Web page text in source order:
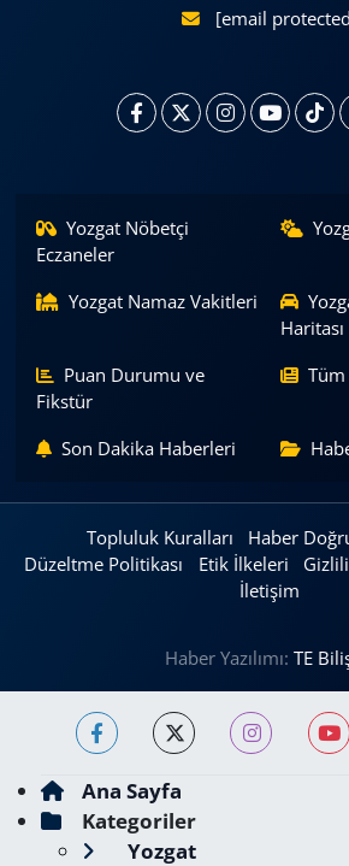
[email
Yozgat Nöbetçi
Eczaneler
Yozgat Namaz Vakitleri
Haritası
Puan Durumu ve
Fikstür
Son Dakika Haberleri
Topluluk Kuralları
Haber
Düzeltme Politikası
Etik İlkeleri
İletişim
Haber Yazılımı: TE
Ana Sayfa
Kategoriler
Yozgat